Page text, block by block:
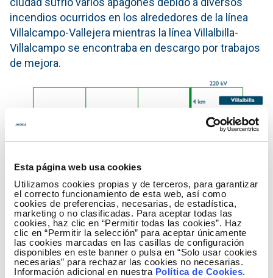
Esta página web usa cookies
Utilizamos cookies propias y de terceros, para garantizar
el correcto funcionamiento de esta web, así como
cookies de preferencias, necesarias, de estadística,
marketing o no clasificadas. Para aceptar todas las
cookies, haz clic en “Permitir todas las cookies”. Haz
clic en “Permitir la selección” para aceptar únicamente
las cookies marcadas en las casillas de configuración
disponibles en este banner o pulsa en “Solo usar cookies
necesarias” para rechazar las cookies no necesarias.
Información adicional en nuestra Política de Cookies.
incendios ocurridos en los alrededores de la línea
Villalcampo-Vallejera mientras la línea Villalbilla-
Villalcampo se encontraba en descargo por trabajos
de mejora.